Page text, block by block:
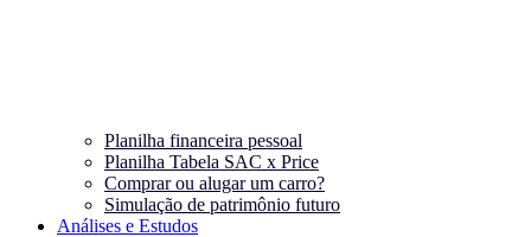
Planilha financeira pessoal
Planilha Tabela SAC x Price
Comprar ou alugar um carro?
Simulação de patrimônio futuro
Análises e Estudos